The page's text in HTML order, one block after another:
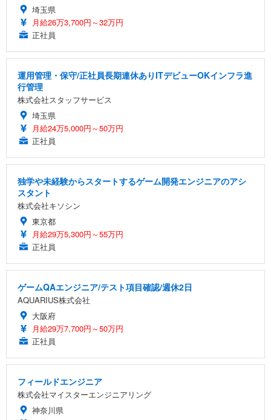
埼玉県
月給26万3,700円～32万円
正社員
運用管理・保守/正社員長期連休ありITデビューOKインフラ進
行管理
株式会社スタッフサービス
埼玉県
月給24万5,000円～50万円
正社員
独学や未経験からスタートするゲーム開発エンジニアのアシ
スタント
株式会社キソシン
東京都
月給29万5,300円～55万円
正社員
ゲームQAエンジニア/テスト項目確認/週休2日
AQUARIUS株式会社
大阪府
月給29万7,700円～50万円
正社員
フィールドエンジニア
株式会社マイスターエンジニアリング
神奈川県